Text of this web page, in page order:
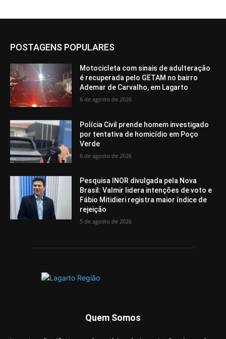
POSTAGENS POPULARES
Motocicleta com sinais de adulteração
é recuperada pelo GETAM no bairro
Ademar de Carvalho, em Lagarto
6 de agosto de 2026
Polícia Civil prende homem investigado
por tentativa de homicídio em Poço
Verde
6 de agosto de 2026
Pesquisa INOR divulgada pela Nova
Brasil: Valmir lidera intenções de voto e
Fábio Mitidieri registra maior índice de
rejeição
5 de agosto de 2026
Quem Somos